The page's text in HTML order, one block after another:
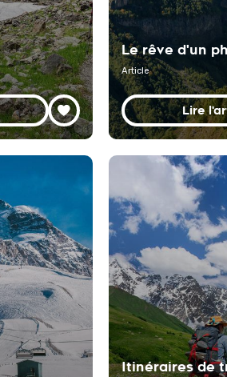
Le rêve d'un
Article
Lire
Itinéraires de